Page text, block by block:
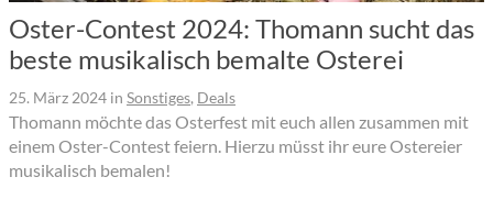
Oster-Contest 2024: Thomann sucht das
beste musikalisch bemalte Osterei
25. März 2024 in Sonstiges, Deals
Thomann möchte das Osterfest mit euch allen zusammen mit
einem Oster-Contest feiern. Hierzu müsst ihr eure Ostereier
musikalisch bemalen!